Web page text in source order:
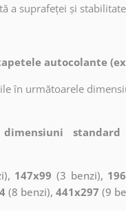
a suprafeței și
autocolante
în următoarele
147x99 (3 benzi),
(8 benzi), 441x297 (9